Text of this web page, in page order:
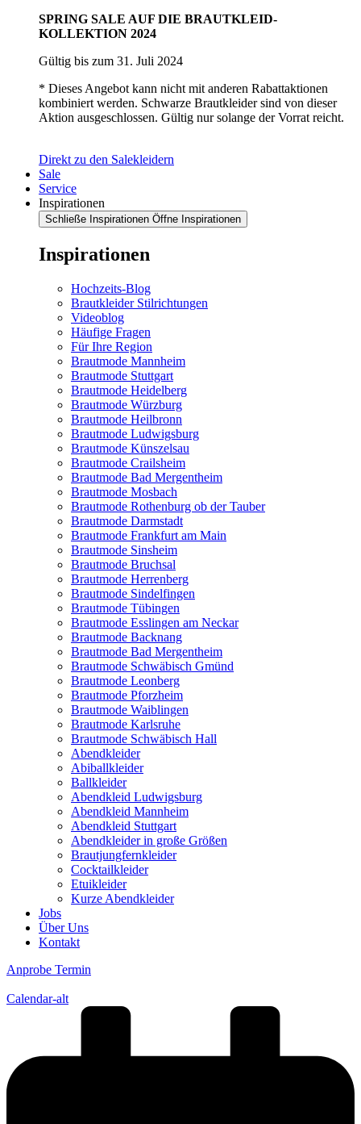
SPRING SALE AUF DIE BRAUTKLEID-
KOLLEKTION 2024
Gültig bis zum 31. Juli 2024
* Dieses Angebot kann nicht mit anderen Rabattaktionen
kombiniert werden. Schwarze Brautkleider sind von dieser
Aktion ausgeschlossen. Gültig nur solange der Vorrat reicht.
Direkt zu den Salekleidern
Sale
Service
Inspirationen
Schließe Inspirationen Öffne Inspirationen
Inspirationen
Hochzeits-Blog
Brautkleider Stilrichtungen
Videoblog
Häufige Fragen
Für Ihre Region
Brautmode Mannheim
Brautmode Stuttgart
Brautmode Heidelberg
Brautmode Würzburg
Brautmode Heilbronn
Brautmode Ludwigsburg
Brautmode Künszelsau
Brautmode Crailsheim
Brautmode Bad Mergentheim
Brautmode Mosbach
Brautmode Rothenburg ob der Tauber
Brautmode Darmstadt
Brautmode Frankfurt am Main
Brautmode Sinsheim
Brautmode Bruchsal
Brautmode Herrenberg
Brautmode Sindelfingen
Brautmode Tübingen
Brautmode Esslingen am Neckar
Brautmode Backnang
Brautmode Bad Mergentheim
Brautmode Schwäbisch Gmünd
Brautmode Leonberg
Brautmode Pforzheim
Brautmode Waiblingen
Brautmode Karlsruhe
Brautmode Schwäbisch Hall
Abendkleider
Abiballkleider
Ballkleider
Abendkleid Ludwigsburg
Abendkleid Mannheim
Abendkleid Stuttgart
Abendkleider in große Größen
Brautjungfernkleider
Cocktailkleider
Etuikleider
Kurze Abendkleider
Jobs
Über Uns
Kontakt
Anprobe Termin
Calendar-alt